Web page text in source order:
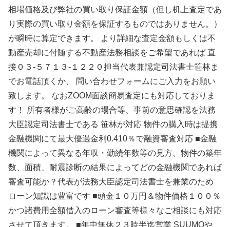
相場価格及び弊社の買い取り保証金額（但し机上査定であ
り実際の買い取り金額を保証するものではありません。）
が瞬時に算定できます。 より詳細な査定金額もしくは不
動産売却に付随する不動産法務相談をご希望であれば 直
接０３-５７１３-１２２０担当代表兼認定司法書士笹林ま
でお電話頂くか、 問い合わせフォームにご入力をお願い
致します。 なおZOOM面談簡易査定にも対応しておりま
す！ 所有者様がご高齢の場合等、事前の意思確認を法務
大臣認定司法書士である 笹林が対応 物件の購入時は提携
金融機関にて最大優遇金利0.410％で融資審査対応 ■金融
機関によって異なる年収・勤続年数等の見方、物件の築年
数、面積、耐震診断の結果によってどの金融機関であれば
審査可能か？代表が法務大臣認定司法書士を兼業のため
ローン知識は豊富です ■頭金１０万円＆物件価格１００％
かつ諸費用全額借入のローン審査等様々なご相談にも対応
させて頂きます。 ■年中無休２３時半迄営業 SUUMOや